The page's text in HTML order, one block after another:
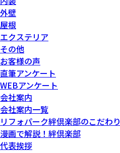
外壁
屋根
エクステリア
その他
お客様の声
直筆アンケート
WEBアンケート
会社案内
会社案内一覧
リフォパーク絆倶楽部のこだわり
漫画で解説！絆倶楽部
代表挨拶